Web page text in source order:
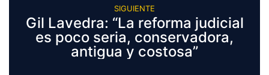
SIGUIENTE
Gil Lavedra: “La reforma judicial
es poco seria, conservadora,
antigua y costosa”